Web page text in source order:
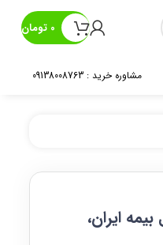
0 تومان
مشاوره خرید : 09138008763